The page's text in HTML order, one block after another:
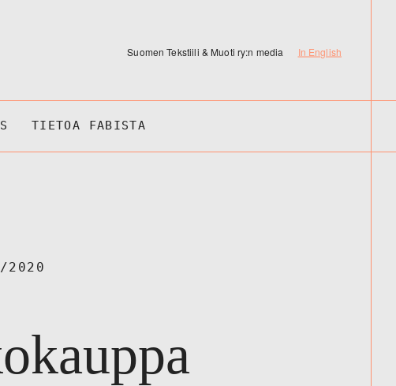
Suomen Tekstiili & Muoti ry:n media In English
TIETOA FABISTA
2020